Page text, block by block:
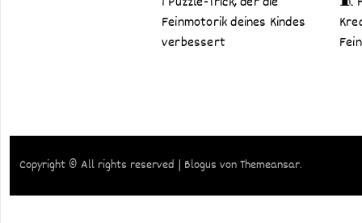
Feinmotorik deines Kindes
verbessert
Copyright © All rights reserved | Blogus vonThemeansar.